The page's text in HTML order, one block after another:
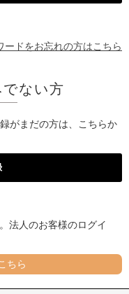
ードをお忘れの方はこちら
ない方
がまだの方は、こちらか
法人のお客様のログイ
ちら